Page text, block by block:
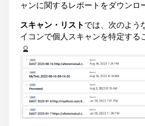
ャンに関するレポートをダウンロ
スキャン・リストでは、次のよう
イコンで個人スキャンを特定する